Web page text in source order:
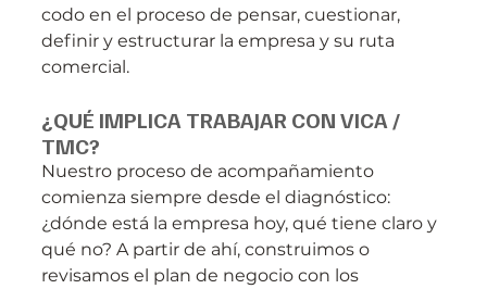
codo en el proceso de pensar, cuestionar,
definir y estructurar la empresa y su ruta
comercial.
¿QUÉ IMPLICA TRABAJAR CON VICA /
TMC?
Nuestro proceso de acompañamiento
comienza siempre desde el diagnóstico:
¿dónde está la empresa hoy, qué tiene claro y
qué no? A partir de ahí, construimos o
revisamos el plan de negocio con los